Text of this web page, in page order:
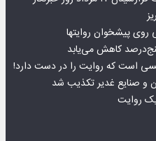
روی پیشخوان روایت­ها
کسی است که روایت را در دست دارد!
و صنایع غدیر تکذیب شد
یک روایت